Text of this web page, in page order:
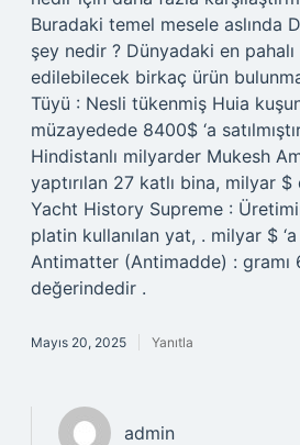
Buradaki temel mesele aslında
şey nedir ? Dünyadaki en
edilebilecek birkaç ürün
Tüyü : Nesli tükenmiş Huia
müzayedede 8400$ ‘a
Hindistanlı milyarder Mukesh
yaptırılan 27 katlı bina, milyar
Yacht History Supreme :
platin kullanılan yat, . milyar $ ‘a
Antimatter (Antimadde) :
değerindedir .
Mayıs 20, 2025 Yanıtla
admin